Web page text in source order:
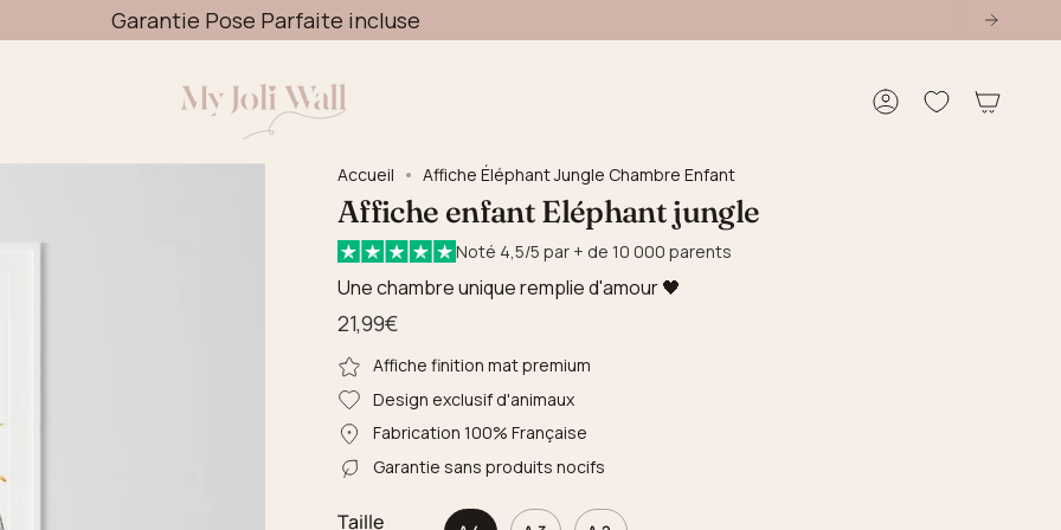
Garantie Pose Parfaite incluse
Livraison OFFERTE dès 49€
Compte
Accueil Affiche Éléphant Jungle Chambre Enfant
Affiche enfant Eléphant jungle
Noté 4,5/5 par + de 10 000 parents
Une chambre unique remplie d'amour 🖤
21,99€
Affiche finition mat premium
Design exclusif d'animaux
Fabrication 100% Française
Garantie sans produits nocifs
Taille